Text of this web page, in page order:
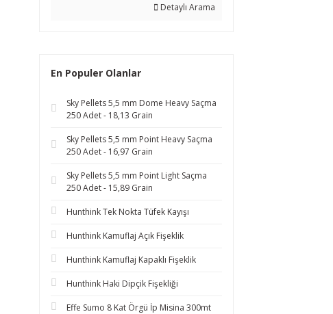
Detaylı Arama
En Populer Olanlar
Sky Pellets 5,5 mm Dome Heavy Saçma
250 Adet - 18,13 Grain
Sky Pellets 5,5 mm Point Heavy Saçma
250 Adet - 16,97 Grain
Sky Pellets 5,5 mm Point Light Saçma
250 Adet - 15,89 Grain
Hunthink Tek Nokta Tüfek Kayışı
Hunthink Kamuflaj Açık Fişeklik
Hunthink Kamuflaj Kapaklı Fişeklik
Hunthink Haki Dipçik Fişekliği
Effe Sumo 8 Kat Örgü İp Misina 300mt